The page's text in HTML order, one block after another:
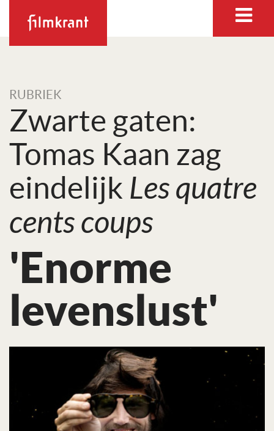
RUBRIEK
Zwarte gaten:
Tomas Kaan zag
eindelijk Les quatre
cents coups
'Enorme
levenslust'